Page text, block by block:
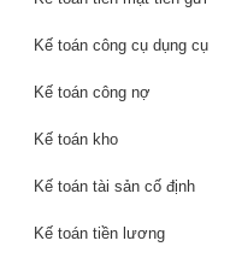
Kế toán công cụ dụng cụ
Kế toán công nợ
Kế toán kho
Kế toán tài sản cố định
Kế toán tiền lương